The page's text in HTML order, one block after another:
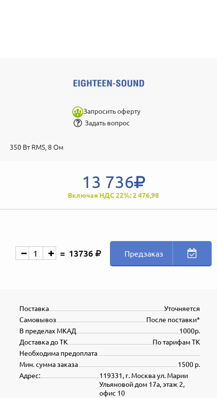
Запросить оферту
Задать вопрос
350 Вт RMS, 8 Ом
13 736
Включая НДС 22%: 2 476,98
13736 Предзаказ
Уточняется
Поставка
После поставки*
Самовывоз
1000р.
В пределах МКАД
По тарифам ТК
Доставка до ТК
Необходима предоплата
1500 р.
Мин. сумма заказа
119331, г. Москва ул. Марии
Ульяновой дом 17а, этаж 2,
офис 10
Адрес: